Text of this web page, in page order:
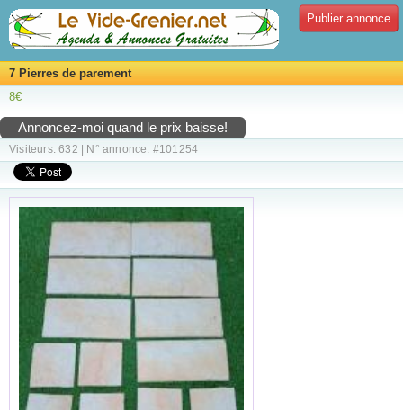
Publier annonce
7 Pierres de parement
8€
Annoncez-moi quand le prix baisse!
Visiteurs: 632 | N° annonce: #101254